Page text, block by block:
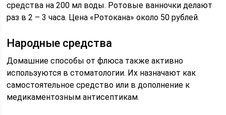
средства на 200 мл воды. Ротовые ванночки делают
раз в 2 – 3 часа. Цена «Ротокана» около 50 рублей.
Народные средства
Домашние способы от флюса также активно
используются в стоматологии. Их назначают как
самостоятельное средство или в дополнение к
медикаментозным антисептикам.